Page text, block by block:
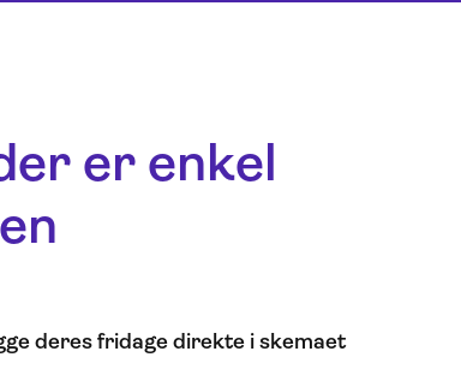
er enkel
deres fridage direkte i skemaet